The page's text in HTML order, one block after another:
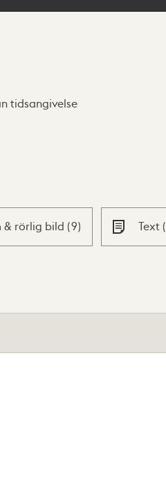
tidsangivelse
& rörlig bild (9) Text (